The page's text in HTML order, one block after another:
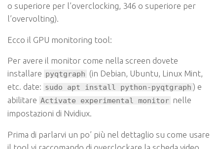
o superiore per l’overclocking, 346 o superiore per
l’overvolting).
Ecco il GPU monitoring tool:
Per avere il monitor come nella screen dovete
installare pyqtgraph (in Debian, Ubuntu, Linux Mint,
etc. date: sudo apt install python-pyqtgraph ) e
abilitare Activate experimental monitor nelle
impostazioni di Nvidiux.
Prima di parlarvi un po’ più nel dettaglio su come usare